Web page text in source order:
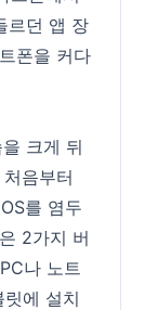
르던 앱 장
폰을 커다
크게 뒤
음부터
를 염두
2가지 버
나 노트
릿에 설치